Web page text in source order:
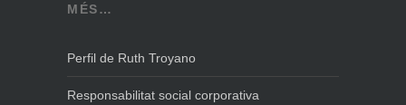
MÉS…
Perfil de Ruth Troyano
Responsabilitat social corporativa